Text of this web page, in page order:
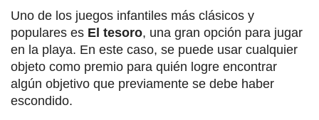
Uno de los juegos infantiles más clásicos y
populares es El tesoro, una gran opción para jugar
en la playa. En este caso, se puede usar cualquier
objeto como premio para quién logre encontrar
algún objetivo que previamente se debe haber
escondido.